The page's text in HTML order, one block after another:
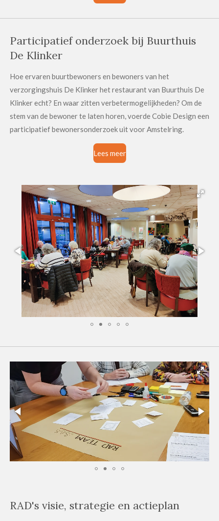
Participatief onderzoek bij Buurthuis
De Klinker
Hoe ervaren buurtbewoners en bewoners van het
verzorgingshuis De Klinker het restaurant van Buurthuis De
Klinker echt? En waar zitten verbetermogelijkheden? Om de
stem van de bewoner te laten horen, voerde Cobie Design een
participatief bewonersonderzoek uit voor Amstelring.
Lees meer
RAD's visie, strategie en actieplan